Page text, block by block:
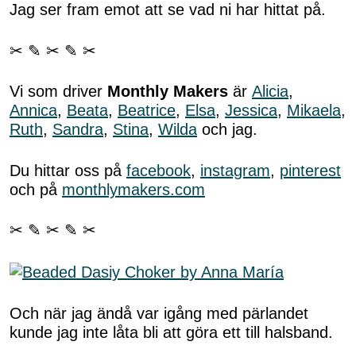
Jag ser fram emot att se vad ni har hittat på.
✂ ✎ ✂ ✎ ✂
Vi som driver Monthly Makers är Alicia,
Annica, Beata, Beatrice, Elsa, Jessica, Mikaela,
Ruth, Sandra, Stina, Wilda och jag.
Du hittar oss på facebook, instagram, pinterest
och på monthlymakers.com
✂ ✎ ✂ ✎ ✂
Och när jag ändå var igång med pärlandet
kunde jag inte låta bli att göra ett till halsband.